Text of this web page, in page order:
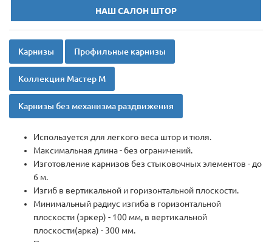
НАШ САЛОН ШТОР
Карнизы Профильные карнизы
Коллекция Мастер М
Карнизы без механизма раздвижения
Используется для легкого веса штор и тюля.
Максимальная длина - без ограничений.
Изготовление карнизов без стыковочных элементов - до
6 м.
Изгиб в вертикальной и горизонтальной плоскости.
Минимальный радиус изгиба в горизонтальной
плоскости (эркер) - 100 мм, в вертикальной
плоскости(арка) - 300 мм.